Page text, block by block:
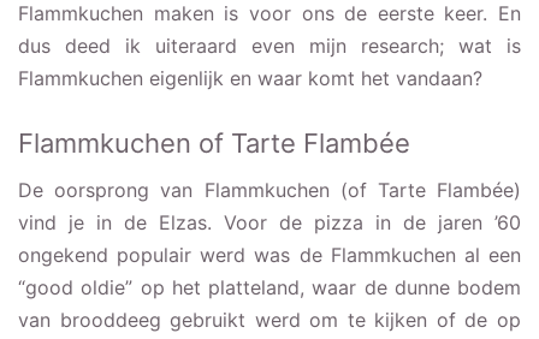
Flammkuchen maken is voor ons de eerste keer. En
dus deed ik uiteraard even mijn research; wat is
Flammkuchen eigenlijk en waar komt het vandaan?
Flammkuchen of Tarte Flambée
De oorsprong van Flammkuchen (of Tarte Flambée)
vind je in de Elzas. Voor de pizza in de jaren ’60
ongekend populair werd was de Flammkuchen al een
“good oldie” op het platteland, waar de dunne bodem
van brooddeeg gebruikt werd om te kijken of de op